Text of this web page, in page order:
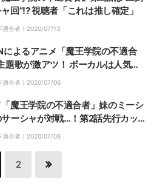
回”!? 視聴者「これは推し確定」
合者｜ 2020/07/13
によるアニメ「魔王学院の不適合
題歌が激アツ！ ボーカルは人気ボ
ウ”
合者｜ 2020/07/06
魔王学院の不適合者」妹のミーシ
サーシャが対戦…！第2話先行カッ
じ公開
合者｜ 2020/07/06
2